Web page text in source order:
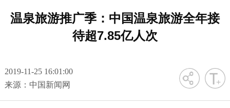
温泉旅游推广季：中国温泉旅游全年接
待超7.85亿人次
2019-11-25 16:01:00
来源：中国新闻网
字号